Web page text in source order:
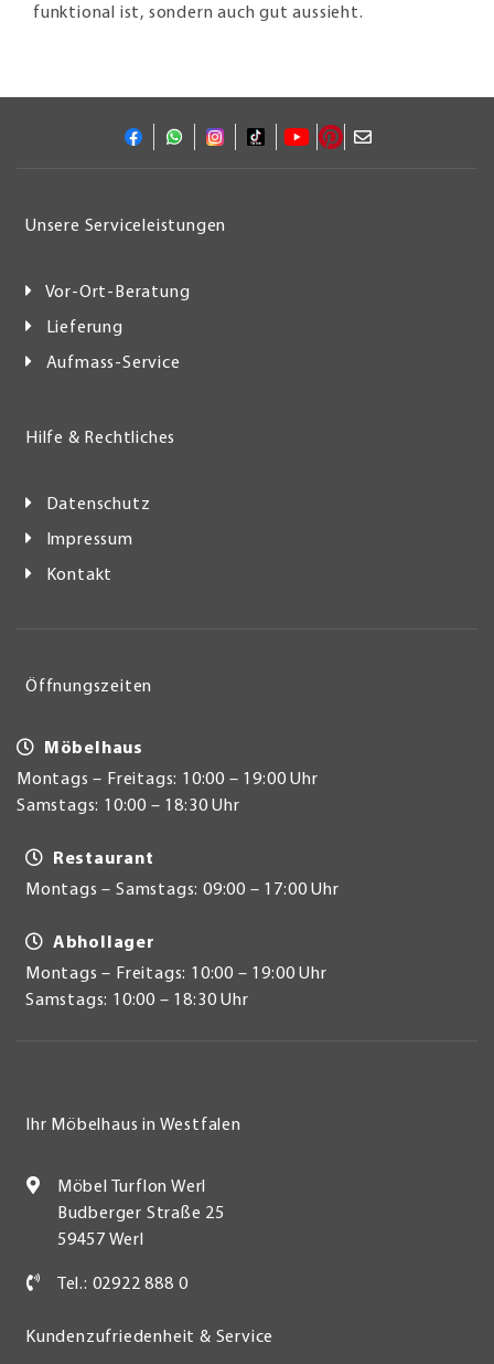
funktional ist, sondern auch gut aussieht.
Unsere Serviceleistungen
Vor-Ort-Beratung
Lieferung
Aufmass-Service
Hilfe & Rechtliches
Datenschutz
Impressum
Kontakt
Öffnungszeiten
Möbelhaus
Montags – Freitags: 10:00 – 19:00 Uhr
Samstags: 10:00 – 18:30 Uhr
Restaurant
Montags – Samstags: 09:00 – 17:00 Uhr
Abhollager
Montags – Freitags: 10:00 – 19:00 Uhr
Samstags: 10:00 – 18:30 Uhr
Ihr Möbelhaus in Westfalen
Möbel Turflon Werl
Budberger Straße 25
59457 Werl
Tel.: 02922 888 0
Kundenzufriedenheit & Service